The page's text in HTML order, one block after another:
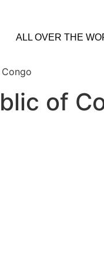
ALL OVER THE
of